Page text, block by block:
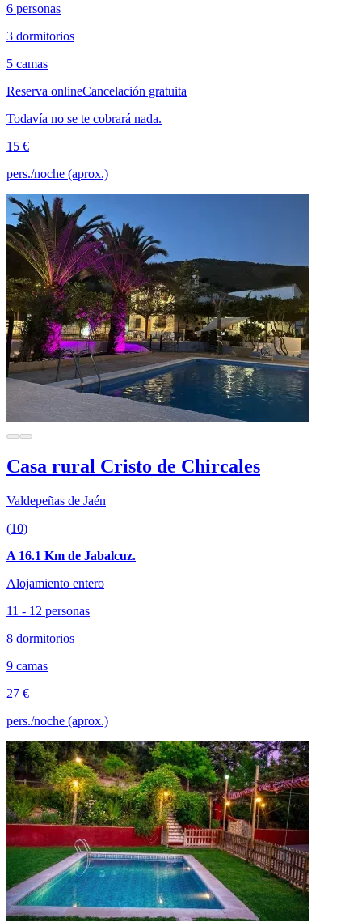
6 personas
3 dormitorios
5 camas
Reserva onlineCancelación gratuita
Todavía no se te cobrará nada.
15 €
pers./noche (aprox.)
Casa rural Cristo de Chircales
Valdepeñas de Jaén
(10)
A 16.1 Km de Jabalcuz.
Alojamiento entero
11 - 12 personas
8 dormitorios
9 camas
27 €
pers./noche (aprox.)